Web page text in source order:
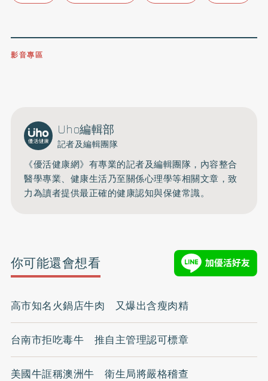
影音專區
Uho編輯部
記者及編輯團隊
《優活健康網》有專業的記者及編輯團隊，內容整合
醫學專業、健康生活乃至關係心理學等相關文章，致
力為讀者提供最正確的健康認知與保健常識。
你可能還會想看
高市知名火鍋店牛肉 又爆出含瘦肉精
台南市拒吃毒牛 推自主管理認可標章
美國牛誆稱澳洲牛 衛生局將嚴格稽查